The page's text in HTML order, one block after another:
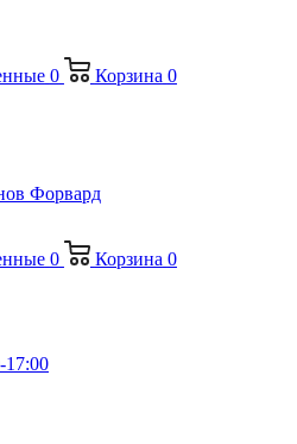
0 Корзина 0
0 Корзина 0